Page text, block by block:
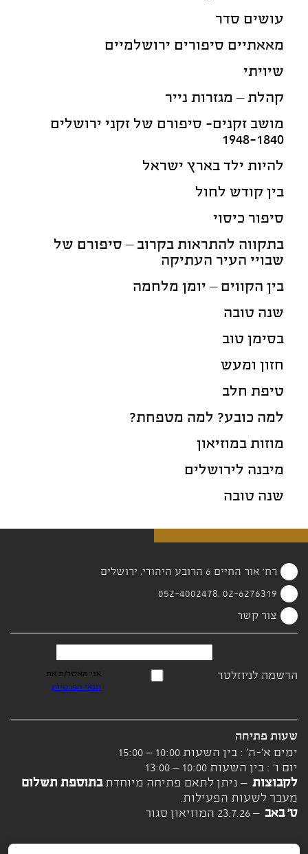
עושים סדר
מאאתיים סיפורים ירושלמיים
שיויתי
קהלת – מגזרות נייר
מושב זקנים- סיפורם של זקני ירושלים
1948-1840
להיות ילד בארץ ישראל
בין קודש לחול
סיפור כיסוי
בתקווה להתראות בקרוב – סיפורם של
שבויי העיר העתיקה
בין הקווים – יומן מלחמה
שנה טובה
בסימן טוב
חזון ומעש
טיפת חלב
למה כובע? למה מטפחת?
מוזות במוזיאון
מיבנה לירושלים
שנה טובה
רח' אור החיים 6 הרובע היהודי, ירושלים
02-6276319 ,052-4002478
צור קשר
הרשמה לניוזלטר
אני מאשר/ת את
תנאי הפרטיות
שעות פתיחה
ימים א'-ה' : בין השעות 10:00 – 15:00
יום ו' : בין השעות 10:00 – 13:00
לקבוצות – ניתן לתאם פתיחה מיוחדתבתוספת תשלום
מעבר לשעות הפעילות.
ט' באב– 23.7.26 המוזיאון סגור